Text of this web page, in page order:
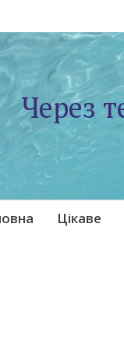
Через
Цікаве